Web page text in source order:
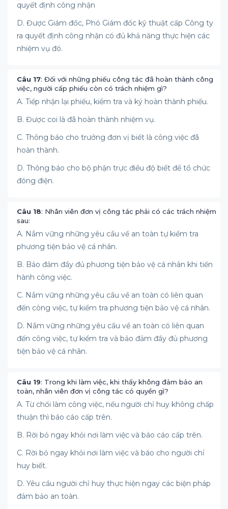
quyết định công nhận
D. Được Giám đốc, Phó Giám đốc kỹ thuật cấp Công ty
ra quyết định công nhận có đủ khả năng thực hiện các
nhiệm vụ đó.
Câu 17: Đối với những phiếu công tác đã hoàn thành công
việc, người cấp phiếu còn có trách nhiệm gì?
A. Tiếp nhận lại phiếu, kiểm tra và ký hoàn thành phiếu.
B. Được coi là đã hoàn thành nhiệm vụ.
C. Thông báo cho trưởng đơn vị biết là công việc đã
hoàn thành.
D. Thông báo cho bộ phận trực điều độ biết để tổ chức
đóng điện.
Câu 18: Nhân viên đơn vị công tác phải có các trách nhiệm
sau:
A. Nắm vững những yêu cầu về an toàn tự kiểm tra
phương tiện bảo vệ cá nhân.
B. Bảo đảm đầy đủ phương tiện bảo vệ cá nhân khi tiến
hành công việc.
C. Nắm vững những yêu cầu về an toàn có liên quan
đến công việc, tự kiểm tra phương tiện bảo vệ cá nhân.
D. Nắm vững những yêu cầu về an toàn có liên quan
đến công việc, tự kiểm tra và bảo đảm đầy đủ phương
tiện bảo vệ cá nhân.
Câu 19: Trong khi làm việc, khi thấy không đảm bảo an
toàn, nhân viên đơn vị công tác có quyền gì?
A. Từ chối làm công việc, nếu người chỉ huy không chấp
thuận thì báo cáo cấp trên.
B. Rời bỏ ngay khỏi nơi làm việc và báo cáo cấp trên.
C. Rời bỏ ngay khỏi nơi làm việc và báo cho người chỉ
huy biết.
D. Yêu cầu người chỉ huy thực hiện ngay các biện pháp
đảm bảo an toàn.